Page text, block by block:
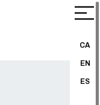
CA
EN
ES